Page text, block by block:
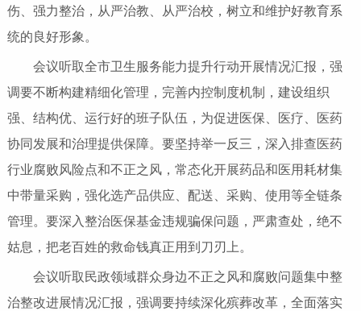
伤、强力整治，从严治教、从严治校，树立和维护好教育系
统的良好形象。
会议听取全市卫生服务能力提升行动开展情况汇报，强
调要不断构建精细化管理，完善内控制度机制，建设组织
强、结构优、运行好的班子队伍，为促进医保、医疗、医药
协同发展和治理提供保障。要坚持举一反三，深入排查医药
行业腐败风险点和不正之风，常态化开展药品和医用耗材集
中带量采购，强化选产品供应、配送、采购、使用等全链条
管理。要深入整治医保基金违规骗保问题，严肃查处，绝不
姑息，把老百姓的救命钱真正用到刀刃上。
会议听取民政领域群众身边不正之风和腐败问题集中整
治整改进展情况汇报，强调要持续深化殡葬改革，全面落实